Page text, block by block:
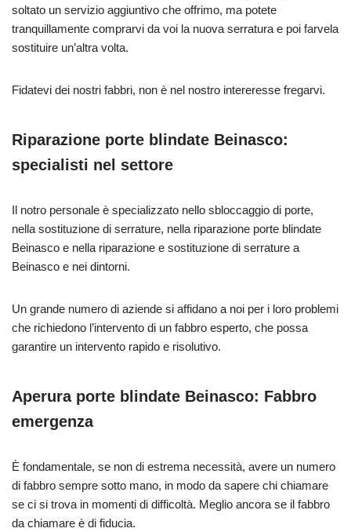
soltato un servizio aggiuntivo che offrimo, ma potete
tranquillamente comprarvi da voi la nuova serratura e poi farvela
sostituire un’altra volta.
Fidatevi dei nostri fabbri, non è nel nostro intereresse fregarvi.
Riparazione porte blindate Beinasco:
specialisti nel settore
Il notro personale è specializzato nello sbloccaggio di porte,
nella sostituzione di serrature, nella riparazione porte blindate
Beinasco e nella riparazione e sostituzione di serrature a
Beinasco e nei dintorni.
Un grande numero di aziende si affidano a noi per i loro problemi
che richiedono l’intervento di un fabbro esperto, che possa
garantire un intervento rapido e risolutivo.
Aperura porte blindate Beinasco: Fabbro
emergenza
È fondamentale, se non di estrema necessità, avere un numero
di fabbro sempre sotto mano, in modo da sapere chi chiamare
se ci si trova in momenti di difficoltà. Meglio ancora se il fabbro
da chiamare è di fiducia.